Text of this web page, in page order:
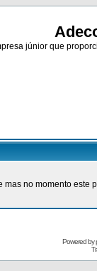
júnior que
mas no momento este
Powered by